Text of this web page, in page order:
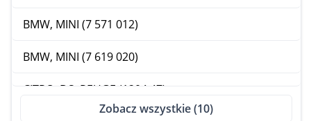
BMW, MINI (7 571 012)
BMW, MINI (7 619 020)
CITRO, DS, PEUGE (1204 47)
Zobacz wszystkie (10)